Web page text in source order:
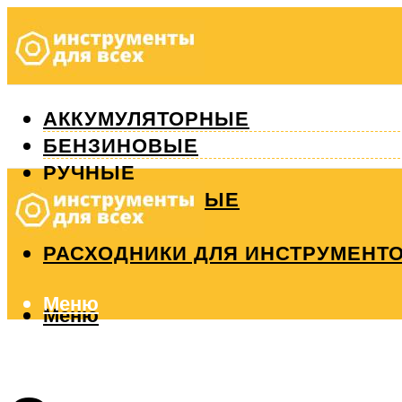
АККУМУЛЯТОРНЫЕ
БЕНЗИНОВЫЕ
РУЧНЫЕ
ИЗМЕРИТЕЛЬНЫЕ
РЕМОНТ
РАСХОДНИКИ ДЛЯ
Меню
Меню